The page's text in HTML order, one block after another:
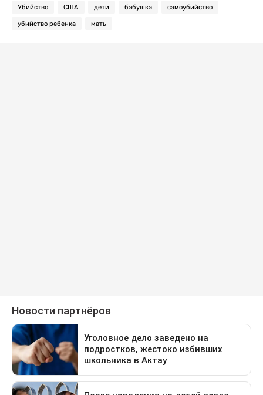
Убийство США дети бабушка самоубийство
убийство ребенка мать